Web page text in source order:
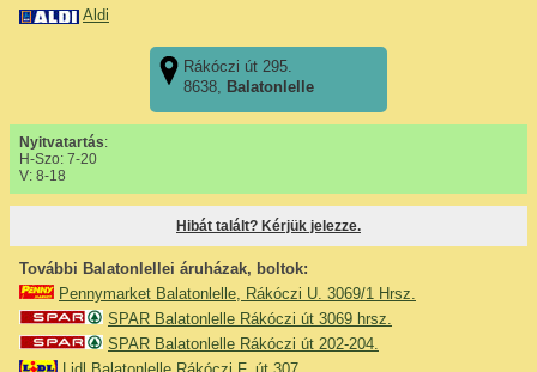
Aldi
Rákóczi út 295.
8638, Balatonlelle
Nyitvatartás:
H-Szo: 7-20
V: 8-18
Hibát talált? Kérjük jelezze.
További Balatonlellei áruházak, boltok:
Pennymarket Balatonlelle, Rákóczi U. 3069/1 Hrsz.
SPAR Balatonlelle Rákóczi út 3069 hrsz.
SPAR Balatonlelle Rákóczi út 202-204.